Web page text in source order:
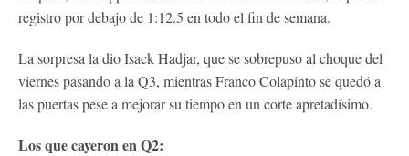
registro por debajo de 1:12.5 en todo el fin de semana.
La sorpresa la dio Isack Hadjar, que se sobrepuso al choque del
viernes pasando a la Q3, mientras Franco Colapinto se quedó a
las puertas pese a mejorar su tiempo en un corte apretadísimo.
Los que cayeron en Q2: